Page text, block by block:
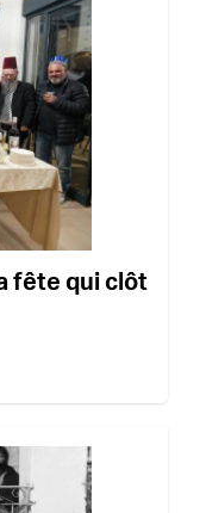
fête qui clôt